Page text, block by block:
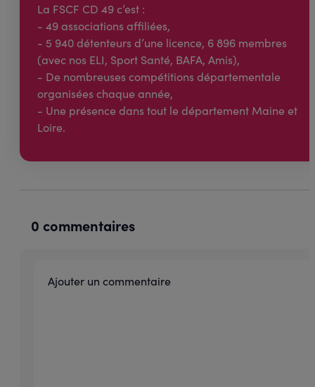
0 commentaires
La FSCF CD 49 c’est :
- 49 associations affiliées,
- 5 940 détenteurs d’une licence, 6 896 membres
(avec nos ELI, Sport Santé, BAFA, Amis),
- De nombreuses compétitions départementale
organisées chaque année,
- Une présence dans tout le département Maine et
Loire.